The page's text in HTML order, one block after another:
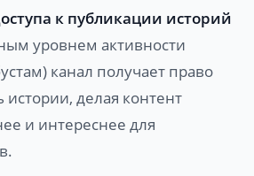
к публикации историй
уровнем активности
канал получает право
истории, делая контент
и интереснее для